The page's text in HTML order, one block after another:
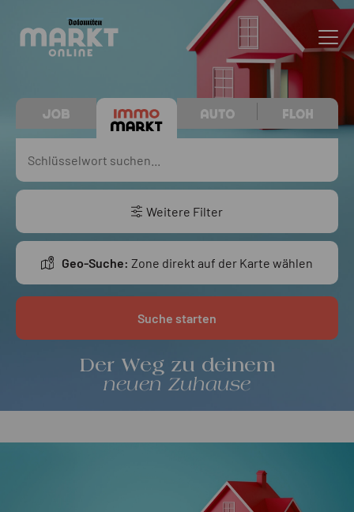
Der Weg zu deinem
neuen Zuhause
Weitere Filter
Geo-Suche: Zone direkt auf der Karte wählen
Suche starten